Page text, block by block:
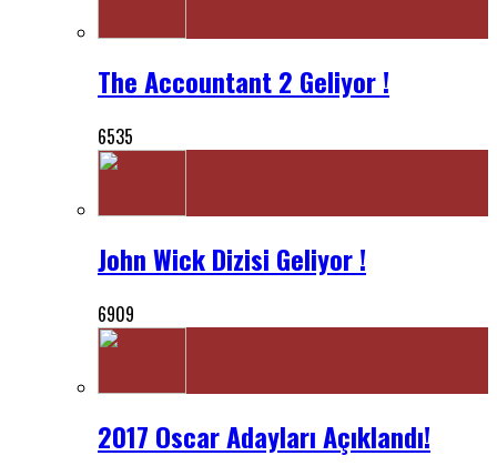
The Accountant 2 Geliyor !
6535
John Wick Dizisi Geliyor !
6909
2017 Oscar Adayları Açıklandı!